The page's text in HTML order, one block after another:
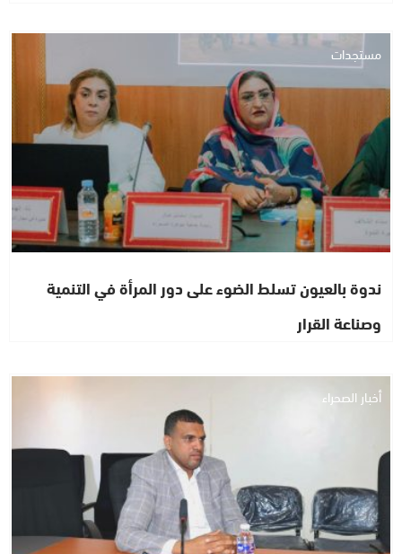
مستجدات
ندوة بالعيون تسلط الضوء على دور المرأة في التنمية
وصناعة القرار
أخبار الصحراء